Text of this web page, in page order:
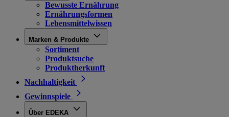
Bewusste Ernährung
Ernährungsformen
Lebensmittelwissen
Marken & Produkte
Sortiment
Produktsuche
Produktherkunft
Nachhaltigkeit
Gewinnspiele
Über EDEKA